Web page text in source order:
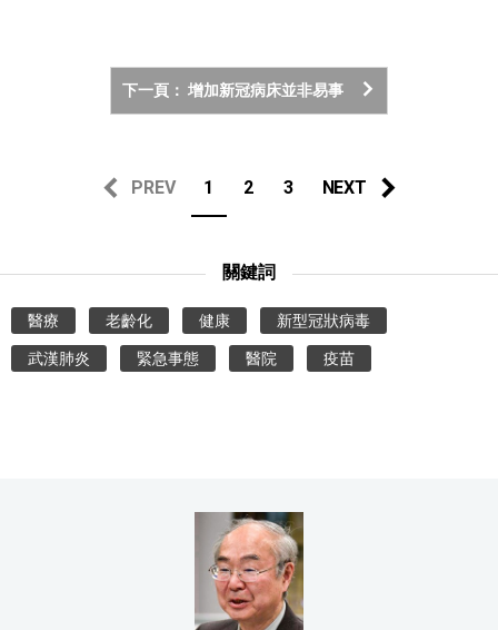
下一頁： 增加新冠病床並非易事
PREV 1 2 3 NEXT
關鍵詞
醫療 老齡化 健康 新型冠狀病毒
武漢肺炎 緊急事態 醫院 疫苗